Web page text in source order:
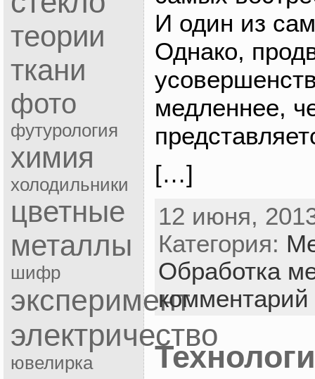
теории
ткани
фото
футурология
химия
холодильники
цветные
металлы
шифр
эксперимент
электричество
ювелирка
И один из
Однако,
медленнее,
[…]
12 июня,
Категория:
Обработка
комментарий